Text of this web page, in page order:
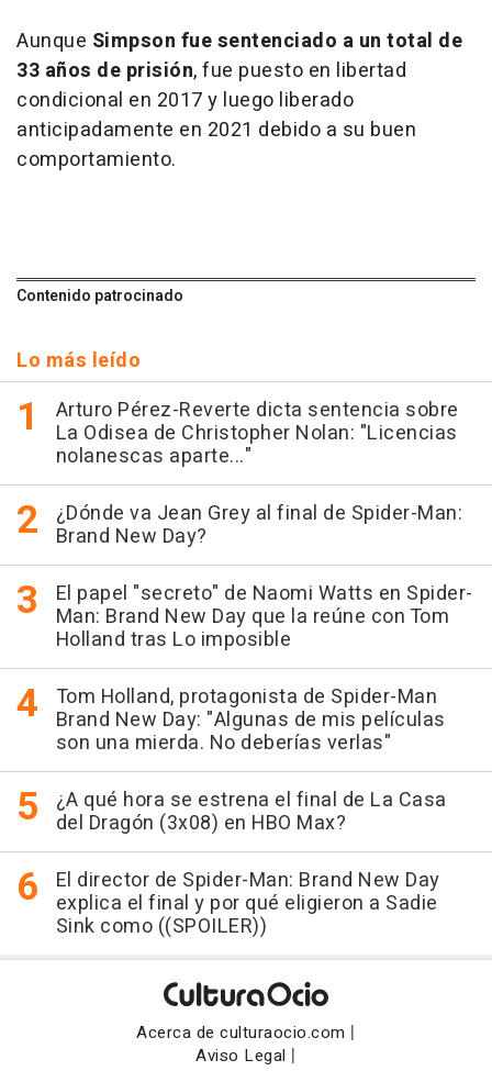
Aunque Simpson fue sentenciado a un total de
33 años de prisión, fue puesto en libertad
condicional en 2017 y luego liberado
anticipadamente en 2021 debido a su buen
comportamiento.
Contenido patrocinado
Lo más leído
Arturo Pérez-Reverte dicta sentencia sobre
La Odisea de Christopher Nolan: "Licencias
nolanescas aparte..."
¿Dónde va Jean Grey al final de Spider-Man:
Brand New Day?
El papel "secreto" de Naomi Watts en Spider-
Man: Brand New Day que la reúne con Tom
Holland tras Lo imposible
Tom Holland, protagonista de Spider-Man
Brand New Day: "Algunas de mis películas
son una mierda. No deberías verlas"
¿A qué hora se estrena el final de La Casa
del Dragón (3x08) en HBO Max?
El director de Spider-Man: Brand New Day
explica el final y por qué eligieron a Sadie
Sink como ((SPOILER))
Acerca de culturaocio.com |
Aviso Legal |